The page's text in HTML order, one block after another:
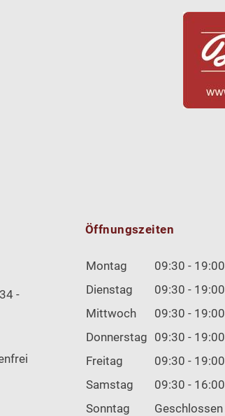
-
Öffnungszeiten
Montag
09:30 - 19:00
Dienstag
09:30 - 19:00
Mittwoch
09:30 - 19:00
Donnerstag 09:30 - 19:00
Freitag
09:30 - 19:00
Samstag
09:30 - 16:00
Sonntag
Geschlossen